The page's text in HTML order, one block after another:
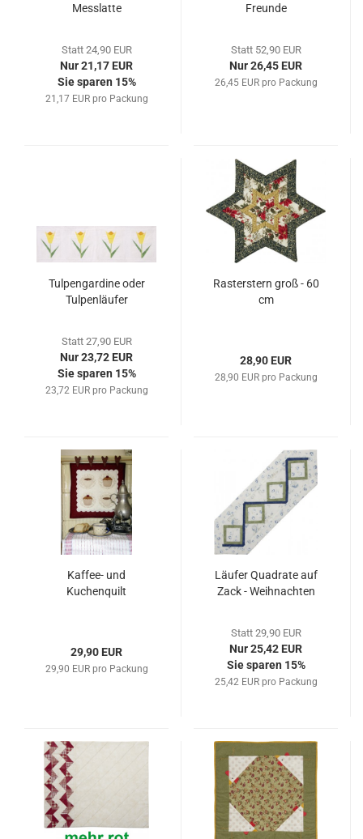
Messlatte
Statt 24,90 EUR
Nur 21,17 EUR
Sie sparen 15%
21,17 EUR pro Packung
Freunde
Statt 52,90 EUR
Nur 26,45 EUR
26,45 EUR pro Packung
Tulpengardine oder
Tulpenläufer
Statt 27,90 EUR
Nur 23,72 EUR
Sie sparen 15%
23,72 EUR pro Packung
Rasterstern groß - 60
cm
28,90 EUR
28,90 EUR pro Packung
Kaffee- und
Kuchenquilt
29,90 EUR
29,90 EUR pro Packung
Läufer Quadrate auf
Zack - Weihnachten
Statt 29,90 EUR
Nur 25,42 EUR
Sie sparen 15%
25,42 EUR pro Packung